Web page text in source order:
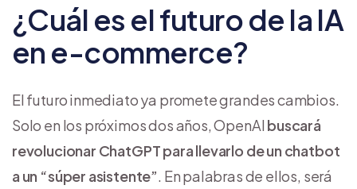
¿Cuál es el futuro de la IA
en e-commerce?
El futuro inmediato ya promete grandes cambios.
Solo en los próximos dos años, OpenAI buscará
revolucionar ChatGPT para llevarlo de un chatbot
a un “súper asistente”. En palabras de ellos, será